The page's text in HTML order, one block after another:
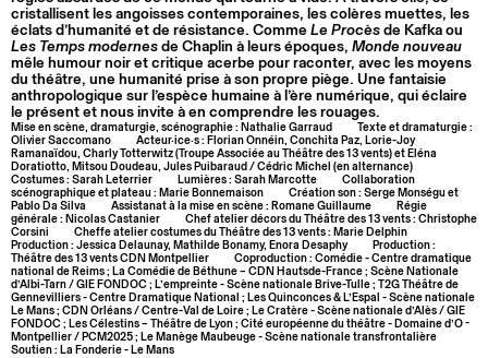
cristallisent les angoisses contemporaines, les colères muettes, les
éclats d’humanité et de résistance. Comme Le Procès de Kafka ou
Les Temps modernes de Chaplin à leurs époques, Monde nouveau
mêle humour noir et critique acerbe pour raconter, avec les moyens
du théâtre, une humanité prise à son propre piège. Une fantaisie
anthropologique sur l’espèce humaine à l’ère numérique, qui éclaire
le présent et nous invite à en comprendre les rouages.
Mise en scène, dramaturgie, scénographie : Nathalie Garraud
Texte et dramaturgie :
Olivier Saccomano
Acteur·ice·s : Florian Onnéin, Conchita Paz, Lorie-Joy
Ramanaïdou, Charly Totterwitz (Troupe Associée au Théâtre des 13 vents) et Eléna
Doratiotto, Mitsou Doudeau, Jules Puibaraud / Cédric Michel (en alternance)
Costumes : Sarah Leterrier
Lumières : Sarah Marcotte
Collaboration
scénographique et plateau : Marie Bonnemaison
Création son : Serge Monségu et
Pablo Da Silva
Assistanat à la mise en scène : Romane Guillaume
Régie
générale : Nicolas Castanier
Chef atelier décors du Théâtre des 13 vents : Christophe
Corsini
Cheffe atelier costumes du Théâtre des 13 vents : Marie Delphin
Production : Jessica Delaunay, Mathilde Bonamy, Enora Desaphy
Production :
Théâtre des 13 vents CDN Montpellier
Coproduction : Comédie - Centre dramatique
national de Reims ; La Comédie de Béthune – CDN Hautsde-France ; Scène Nationale
d’Albi-Tarn / GIE FONDOC ; L’empreinte - Scène nationale Brive-Tulle ; T2G Théâtre de
Gennevilliers - Centre Dramatique National ; Les Quinconces & L’Espal - Scène nationale
Le Mans ; CDN Orléans / Centre-Val de Loire ; Le Cratère - Scène nationale d’Alès / GIE
FONDOC ; Les Célestins – Théâtre de Lyon ; Cité européenne du théâtre - Domaine d’O -
Montpellier / PCM2025 ; Le Manège Maubeuge - Scène nationale transfrontalière
Soutien : La Fonderie - Le Mans